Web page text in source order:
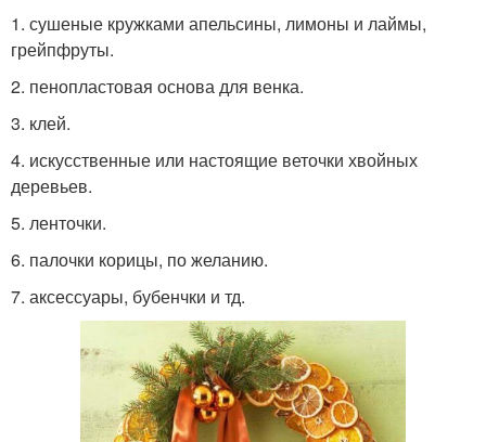
1. сушеные кружками апельсины, лимоны и лаймы,
грейпфруты.
2. пенопластовая основа для венка.
3. клей.
4. искусственные или настоящие веточки хвойных
деревьев.
5. ленточки.
6. палочки корицы, по желанию.
7. аксессуары, бубенчки и тд.